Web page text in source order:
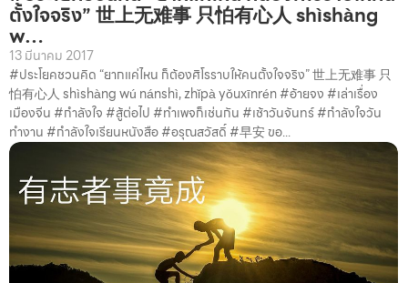
ตั้งใจจริง” 世上无难事 只怕有心人 shìshàng
w…
13 มีนาคม 2017
#ประโยคชวนคิด “ยากแค่ไหน ก็ต้องศิโรราบให้คนตั้งใจจริง” 世上无难事 只
怕有心人 shìshàng wú nánshì, zhǐpà yǒuxīnrén #อ้ายจง #เล่าเรื่อง
เมืองจีน #กำลังใจ #สู้ต่อไป #ทำเพจก็เช่นกัน #เช้าวันจันทร์ #กำลังใจวัน
ทำงาน #กำลังใจเรียนหนังสือ #อรุณสวัสดิ์ #早安 ขอ...